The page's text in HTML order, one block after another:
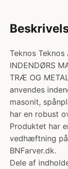
Teknos
INDENDØRS
TRÆ OG
anvendes
masonit,
har en robust
Produktet har
vedhæftning
BNFarver.dk.
Dele af